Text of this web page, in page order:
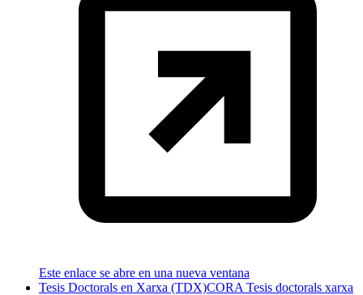
Este enlace se abre en una nueva ventana
Tesis Doctorals en Xarxa (TDX)CORA Tesis doctorals xarxa